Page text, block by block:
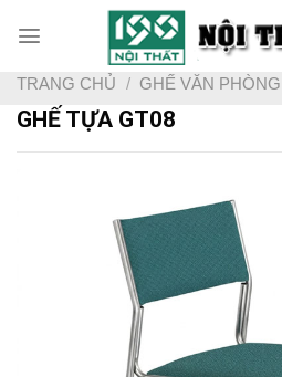
TRANG CHỦ / GHẾ VĂN PHÒNG
GHẾ TỰA GT08